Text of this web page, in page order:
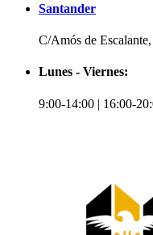
Santander
C/Amós de
Lunes - Viernes:
9:00-14:00 | 16:00-